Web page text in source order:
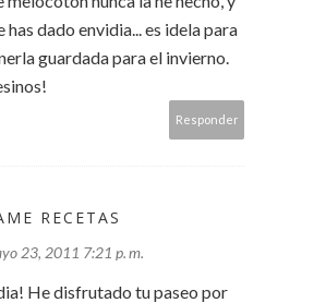
has dado envidia... es idela para
guardada para el invierno.
Responder
RECETAS
23, 2011 7:21 p. m.
He disfrutado tu paseo por